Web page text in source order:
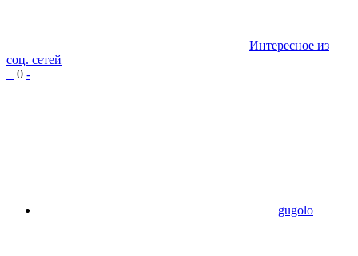
Интересное из
соц. сетей
+ 0 -
gugolo